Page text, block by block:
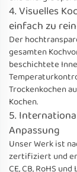
4. Visuelles
einfach zu
Der
gesamten
beschichtete
Trockenkochen
Kochen.
5.
Anpassung
Unser Werk ist
zertifiziert und